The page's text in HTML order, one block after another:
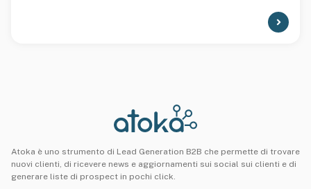
Atoka è uno strumento di Lead Generation B2B che permette di trovare
nuovi clienti, di ricevere news e aggiornamenti sui social sui clienti e di
generare liste di prospect in pochi click.